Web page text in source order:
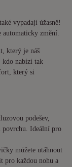
vypadají úžasně!
automaticky změní.
který je náš
kdo nabízí tak
který si
podešev,
povrchu. Ideální pro
můžete utáhnout
pro každou nohu a